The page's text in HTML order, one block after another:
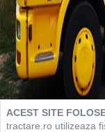
ACEST SITE
tractare.ro utilizeaza